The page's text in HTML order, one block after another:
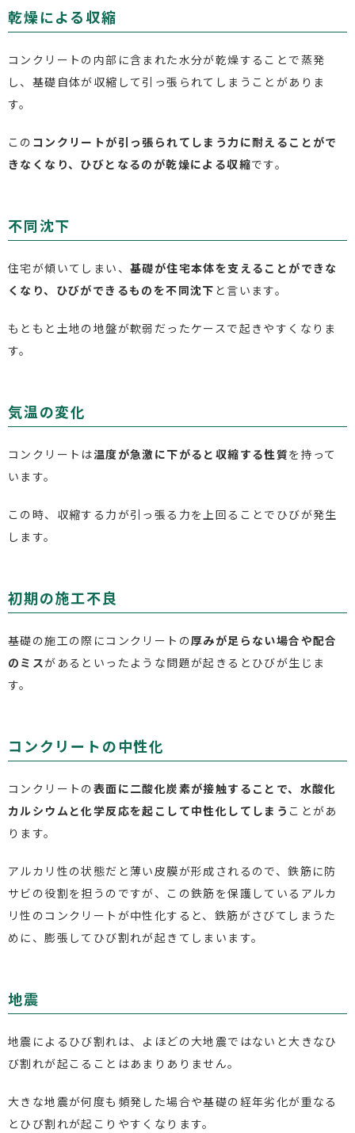
乾燥による収縮
コンクリートの内部に含まれた水分が乾燥することで蒸発
し、基礎自体が収縮して引っ張られてしまうことがありま
す。
この コンクリートが引っ張られてしまう力に耐えることがで
きなくなり、ひびとなるのが乾燥による収縮です。
不同沈下
住宅が傾いてしまい、 基礎が住宅本体を支えることができな
くなり、ひびができるものを不同沈下 と言います。
もともと土地の地盤が軟弱だったケースで起きやすくなりま
す。
気温の変化
コンクリートは温度が急激に下がると収縮する性質を持って
います。
この時、収縮する力が引っ張る力を上回ることでひびが発生
します。
初期の施工不良
基礎の施工の際にコンクリートの厚みが足らない場合や配合
のミスがあるといったような問題が起きるとひびが生じま
す。
コンクリートの中性化
コンクリートの表面に二酸化炭素が接触することで、水酸化
カルシウムと化学反応を起こして中性化してしまう ことがあ
ります。
アルカリ性の状態だと薄い皮膜が形成されるので、鉄筋に防
サビの役割を担うのですが、この鉄筋を保護しているアルカ
リ性のコンクリートが中性化すると、鉄筋がさびてしまうた
めに、膨張してひび割れが起きてしまいます。
地震
地震によるひび割れは、よほどの大地震ではないと大きなひ
び割れが起こることはあまりありません。
大きな地震が何度も頻発した場合や基礎の経年劣化が重なる
とひび割れが起こりやすくなります。